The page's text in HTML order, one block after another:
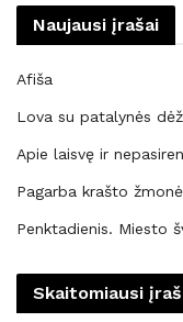
Naujausi įrašai
Afiša
Lova su patalynės
Apie laisvę ir
Pagarba krašto
Penktadienis. Miesto
Skaitomiausi